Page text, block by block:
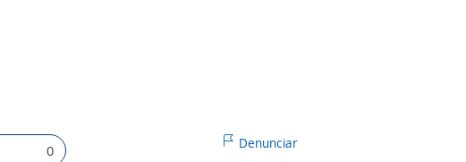
0 Denunciar